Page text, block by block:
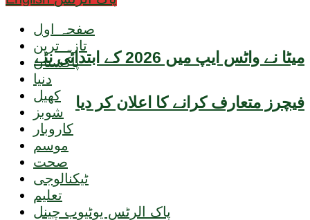
میٹا نے واٹس ایپ میں 2026 کے ابتدائی نئے
فیچرز متعارف کرانے کا اعلان کر دیا
صفحہ اول
تازہ ترین
پاکستان
دنیا
کھیل
شوبز
کاروبار
موسم
صحت
ٹیکنالوجی
تعلیم
پاک الرٹس یوٹیوب چینل